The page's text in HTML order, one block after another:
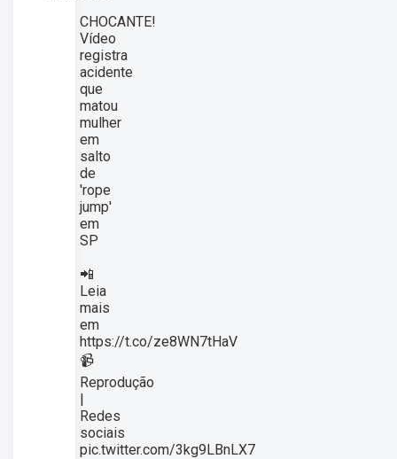
CHOCANTE!
Vídeo
registra
acidente
que
matou
mulher
em
salto
de
'rope
jump'
em
SP
📲
Leia
mais
em
https://t.co/ze8WN7tHaV
📹
Reprodução
|
Redes
sociais
pic.twitter.com/3kg9LBnLX7